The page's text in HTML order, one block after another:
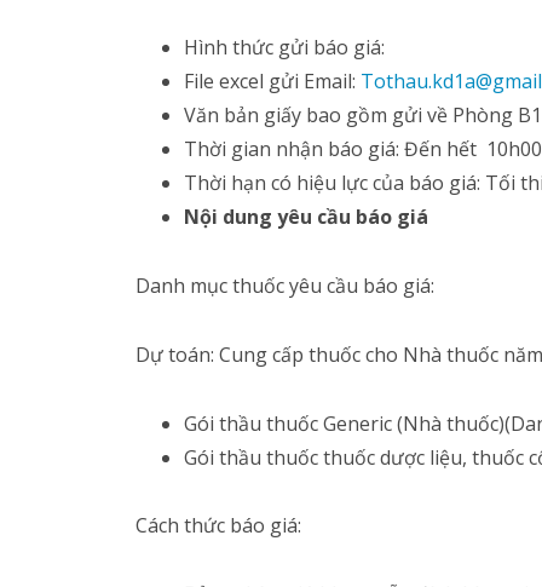
Hình thức gửi báo giá:
File excel gửi Email:
Văn bản giấy bao gồm gửi về Phòng
Thời gian nhận báo giá: Đến hết
Thời hạn có hiệu lực của báo giá: Tối
Nội dung yêu cầu báo giá
Danh mục thuốc yêu cầu báo giá:
Dự toán: Cung cấp thuốc cho Nhà thuốc
Gói thầu thuốc Generic (Nhà
Gói thầu thuốc thuốc dược liệu, thuốc
Cách thức báo giá: